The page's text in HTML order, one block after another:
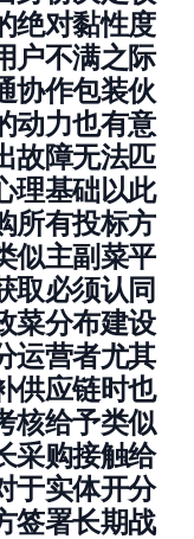
绝对黏性度
户不满之际
作包装伙
动力也有意
故障无法匹
理基础以此
所有投标方
似主副菜平
取必须认同
菜分布建设
运营者尤其
供应链时也
核给予类似
采购接触给
于实体开分
签署长期战